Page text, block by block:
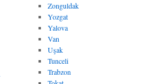
Zonguldak
Yozgat
Yalova
Van
Uşak
Tunceli
Trabzon